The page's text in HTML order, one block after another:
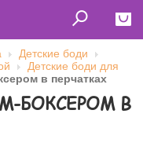
Close
Детские боди
Детские боди для
в перчатках
БОКСЕРОМ В